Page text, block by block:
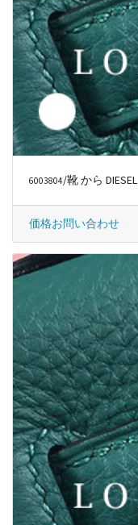
6003804/靴 から DIESEL
価格お問い合わせ